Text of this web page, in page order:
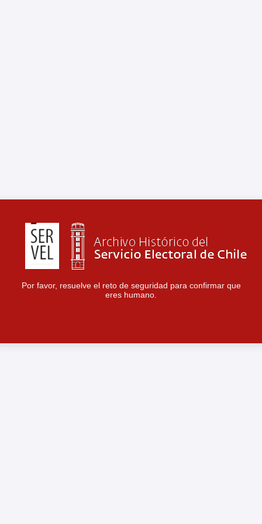
Por favor, resuelve el reto de seguridad para confirmar que
eres humano.